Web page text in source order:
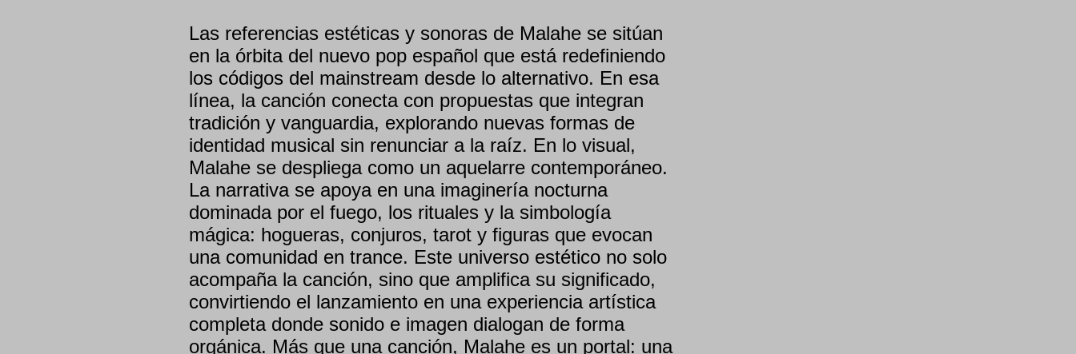
Las referencias estéticas y sonoras de Malahe se sitúan
en la órbita del nuevo pop español que está redefiniendo
los códigos del mainstream desde lo alternativo. En esa
línea, la canción conecta con propuestas que integran
tradición y vanguardia, explorando nuevas formas de
identidad musical sin renunciar a la raíz. En lo visual,
Malahe se despliega como un aquelarre contemporáneo.
La narrativa se apoya en una imaginería nocturna
dominada por el fuego, los rituales y la simbología
mágica: hogueras, conjuros, tarot y figuras que evocan
una comunidad en trance. Este universo estético no solo
acompaña la canción, sino que amplifica su significado,
convirtiendo el lanzamiento en una experiencia artística
completa donde sonido e imagen dialogan de forma
orgánica. Más que una canción, Malahe es un portal: una